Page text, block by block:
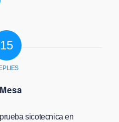
15
sicotecnica en